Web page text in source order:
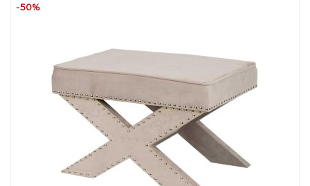
-50%